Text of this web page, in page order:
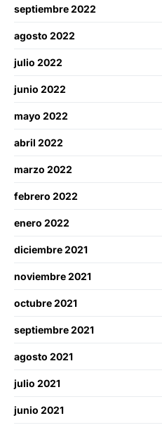
septiembre 2022
agosto 2022
julio 2022
junio 2022
mayo 2022
abril 2022
marzo 2022
febrero 2022
enero 2022
diciembre 2021
noviembre 2021
octubre 2021
septiembre 2021
agosto 2021
julio 2021
junio 2021